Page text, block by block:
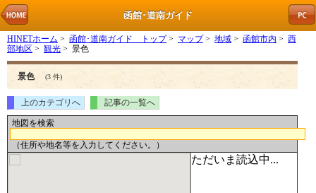
函館･道南ガイド
HINETホーム > 函館･道南ガイド トップ> マップ> 地域 > 函館市内 > 西
部地区 > 観光 > 景色
景色 (3 件)
上のカテゴリへ 記事の一覧へ
地図を検索
（住所や地名等を入力してください。）
ただいま読込中...